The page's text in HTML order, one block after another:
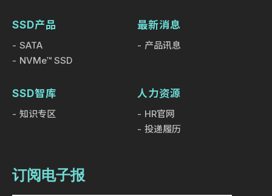
SSD产品
SATA
NVMe™ SSD
最新消息
产品讯息
SSD智库
知识专区
人力资源
HR官网
投递履历
订阅电子报